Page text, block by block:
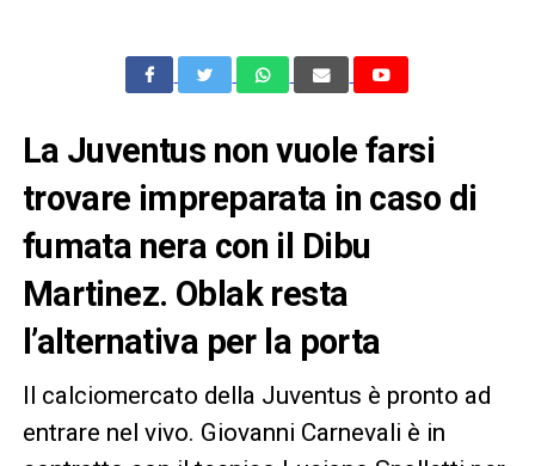
La Juventus non vuole farsi
trovare impreparata in caso di
fumata nera con il Dibu
Martinez. Oblak resta
l’alternativa per la porta
Il calciomercato della Juventus è pronto ad
entrare nel vivo. Giovanni Carnevali è in